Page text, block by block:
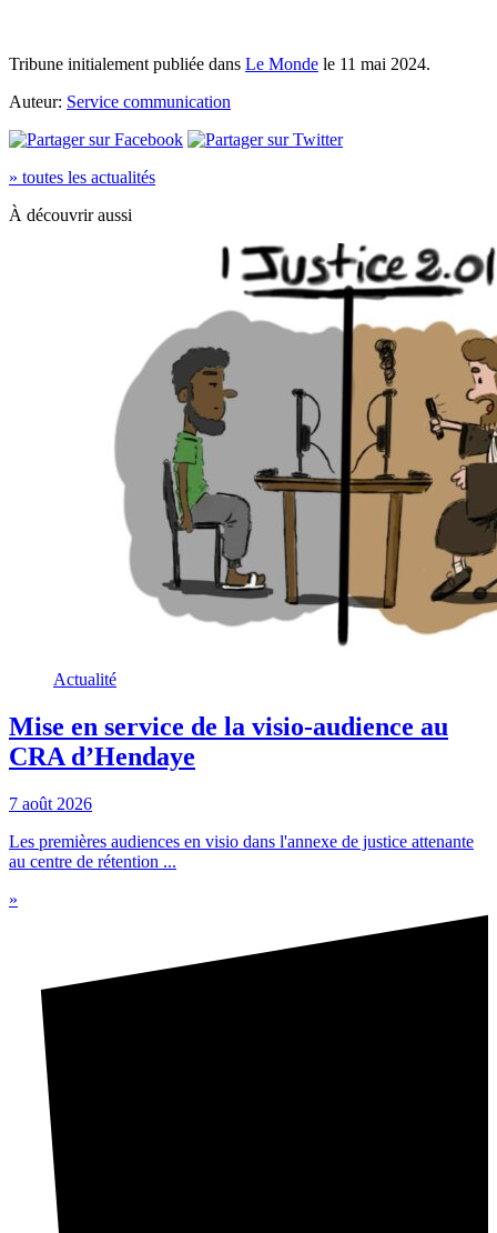
Tribune initialement publiée dans Le Monde le 11 mai 2024.
Auteur: Service communication
» toutes les actualités
À découvrir aussi
Actualité
Mise en service de la visio-audience au
CRA d’Hendaye
7 août 2026
Les premières audiences en visio dans l'annexe de justice attenante
au centre de rétention ...
»